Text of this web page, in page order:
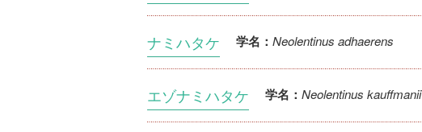
ナミハタケ 学名： Neolentinus adhaerens
エゾナミハタケ 学名： Neolentinus kauffmanii